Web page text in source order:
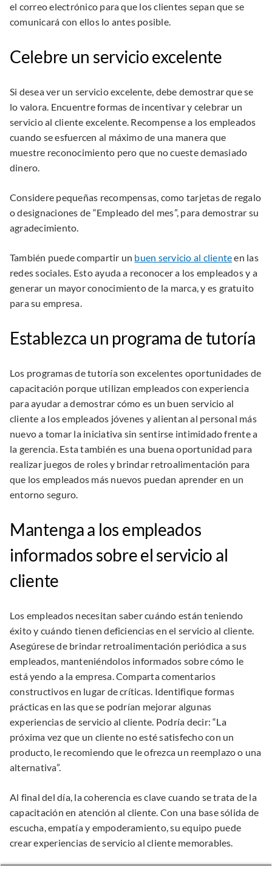
el correo electrónico para que los clientes sepan que se
comunicará con ellos lo antes posible.
Celebre un servicio excelente
Si desea ver un servicio excelente, debe demostrar que se
lo valora. Encuentre formas de incentivar y celebrar un
servicio al cliente excelente. Recompense a los empleados
cuando se esfuercen al máximo de una manera que
muestre reconocimiento pero que no cueste demasiado
dinero.
Considere pequeñas recompensas, como tarjetas de regalo
o designaciones de “Empleado del mes”, para demostrar su
agradecimiento.
También puede compartir un buen servicio al clienteen las
redes sociales. Esto ayuda a reconocer a los empleados y a
generar un mayor conocimiento de la marca, y es gratuito
para su empresa.
Establezca un programa de tutoría
Los programas de tutoría son excelentes oportunidades de
capacitación porque utilizan empleados con experiencia
para ayudar a demostrar cómo es un buen servicio al
cliente a los empleados jóvenes y alientan al personal más
nuevo a tomar la iniciativa sin sentirse intimidado frente a
la gerencia. Esta también es una buena oportunidad para
realizar juegos de roles y brindar retroalimentación para
que los empleados más nuevos puedan aprender en un
entorno seguro.
Mantenga a los empleados
informados sobre el servicio al
cliente
Los empleados necesitan saber cuándo están teniendo
éxito y cuándo tienen deficiencias en el servicio al cliente.
Asegúrese de brindar retroalimentación periódica a sus
empleados, manteniéndolos informados sobre cómo le
está yendo a la empresa. Comparta comentarios
constructivos en lugar de críticas. Identifique formas
prácticas en las que se podrían mejorar algunas
experiencias de servicio al cliente. Podría decir: “La
próxima vez que un cliente no esté satisfecho con un
producto, le recomiendo que le ofrezca un reemplazo o una
alternativa”.
Al final del día, la coherencia es clave cuando se trata de la
capacitación en atención al cliente. Con una base sólida de
escucha, empatía y empoderamiento, su equipo puede
crear experiencias de servicio al cliente memorables.